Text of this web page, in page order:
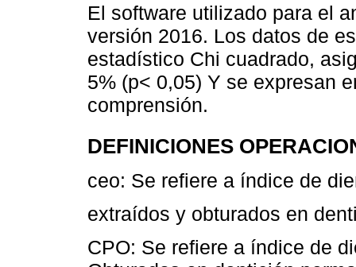
El software utilizado para el
versión 2016. Los datos de
estadístico Chi cuadrado,
5% (p< 0,05) Y se expresan
comprensión.
DEFINICIONES
ceo: Se refiere a índice de
extraídos y obturados en
CPO: Se refiere a índice de